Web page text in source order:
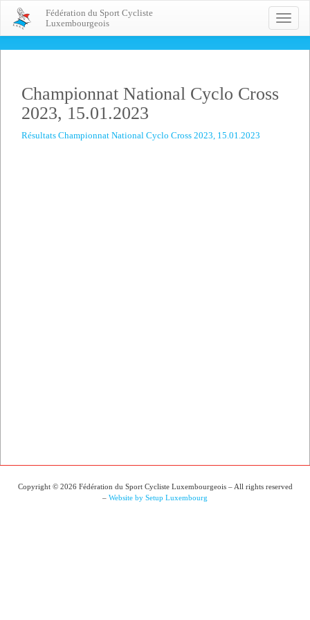
Toggle
Fédération du Sport Cycliste
Luxembourgeois
Championnat National Cyclo Cross
2023, 15.01.2023
Résultats Championnat National Cyclo Cross 2023, 15.01.2023
Copyright © 2026 Fédération du Sport Cycliste Luxembourgeois – All rights reserved
– Website by Setup Luxembourg